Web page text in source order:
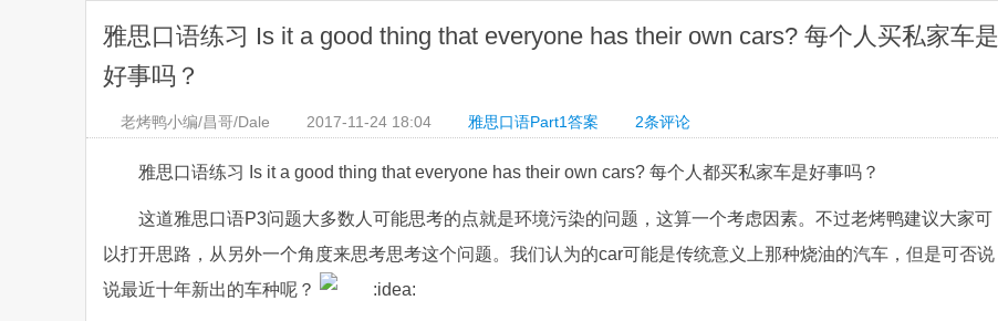
雅思口语练习 Is it a good thing that everyone has their own cars? 每个人买私家车是
好事吗？
老烤鸭小编/昌哥/Dale 2017-11-24 18:04 雅思口语Part1答案 2条评论
雅思口语练习 Is it a good thing that everyone has their own cars? 每个人都买私家车是好事吗？
这道雅思口语P3问题大多数人可能思考的点就是环境污染的问题，这算一个考虑因素。不过老烤鸭建议大家可
以打开思路，从另外一个角度来思考思考这个问题。我们认为的car可能是传统意义上那种烧油的汽车，但是可否说
说最近十年新出的车种呢？